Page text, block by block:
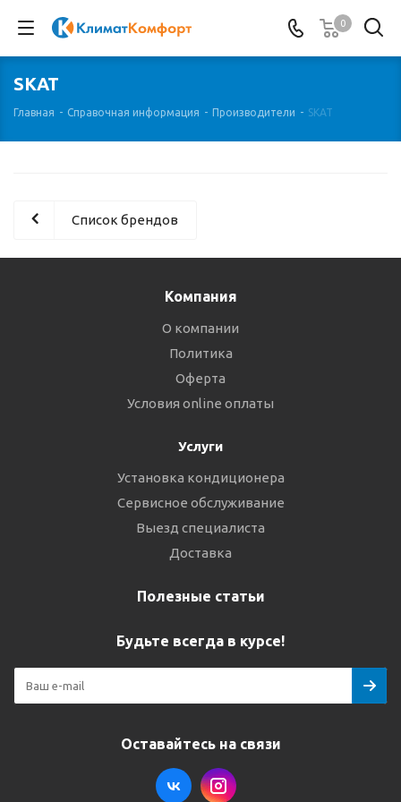
0
SKAT
Главная - Справочная информация - Производители - SKAT
Список брендов
Компания
О компании
Политика
Оферта
Условия online оплаты
Услуги
Установка кондиционера
Сервисное обслуживание
Выезд специалиста
Доставка
Полезные статьи
Будьте всегда в курсе!
Оставайтесь на связи